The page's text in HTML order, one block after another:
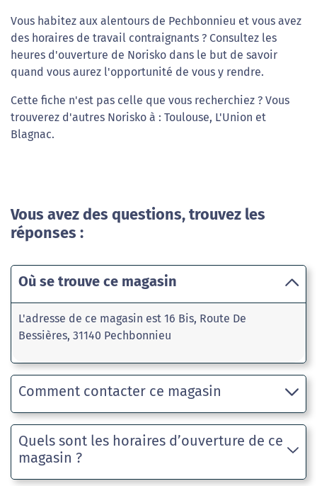
Vous habitez aux alentours de Pechbonnieu et vous avez
des horaires de travail contraignants ? Consultez les
heures d'ouverture de Norisko dans le but de savoir
quand vous aurez l'opportunité de vous y rendre.
Cette fiche n'est pas celle que vous recherchiez ? Vous
trouverez d'autres Norisko à : Toulouse, L'Union et
Blagnac.
Vous avez des questions, trouvez les
réponses :
Où se trouve ce magasin
L'adresse de ce magasin est 16 Bis, Route De
Bessières, 31140 Pechbonnieu
Comment contacter ce magasin
Quels sont les horaires d’ouverture de ce
magasin ?